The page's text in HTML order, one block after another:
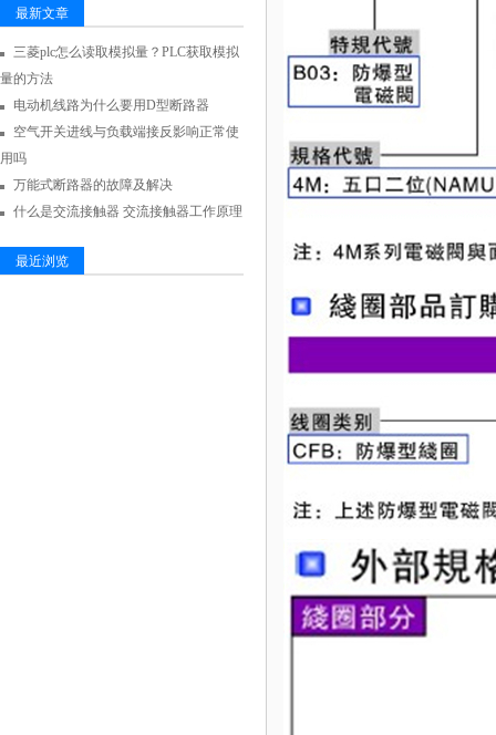
最新文章
三菱plc怎么读取模拟量？PLC获取模拟
量的方法
电动机线路为什么要用D型断路器
空气开关进线与负载端接反影响正常使
用吗
万能式断路器的故障及解决
什么是交流接触器 交流接触器工作原理
最近浏览